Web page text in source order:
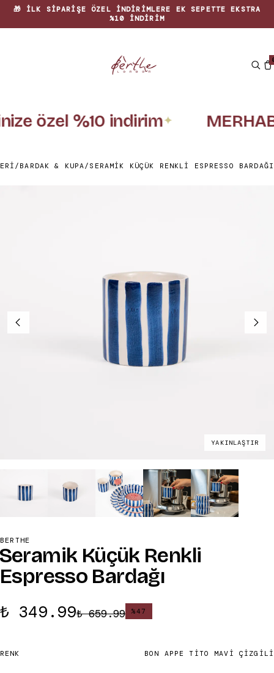
🎁 İLK SIPARIŞE ÖZEL INDIRIMLERE EK SEPETTE EKSTRA
%10 INDIRIM
özel %10 indirim✦
/ BARDAK & KUPA/ SERAMIK KÜÇÜK RENKLI ESPRESSO BARDAĞI
YAKINLAŞTIR
BERTHE
Küçük Renkli
Espresso Bardağı
₺ 349.99₺ 659.99 %47
RENK BON APPE TITO MAVI ÇIZGILI